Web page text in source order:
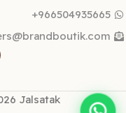
966504935665+
Jalsatak.